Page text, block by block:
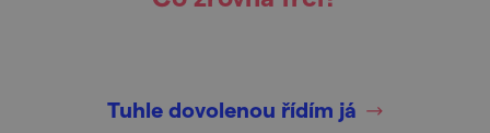
Tuhle dovolenou řídím já